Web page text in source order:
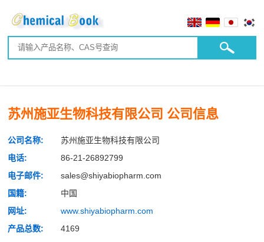
苏州施亚生物科技有限公司 公司信息
公司名称:
苏州施亚生物科技有限公司
电话:
86-21-26892799
电子邮件:
sales@shiyabiopharm.com
国籍:
中国
网址:
www.shiyabiopharm.com
产品总数:
4169